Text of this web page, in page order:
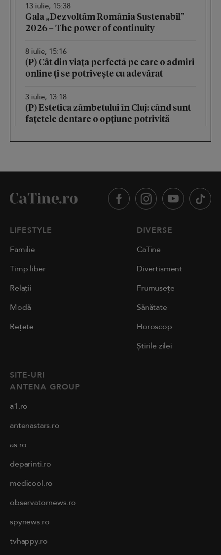
13 iulie, 15:38
Gala „Dezvoltăm România Sustenabil”
2026 – The power of continuity
8 iulie, 15:16
(P) Cât din viața perfectă pe care o admiri
online ți se potrivește cu adevărat
3 iulie, 13:18
(P) Estetica zâmbetului în Cluj: când sunt
fațetele dentare o opțiune potrivită
LIFESTYLE
Familie
Timp liber
Relații
Modă
Rețete
DIVERSE
CaTine
Divertisment
Frumusețe
Sănătate
Horoscop
Știrile zilei
SITE-URI
ANTENA GROUP
a1.ro
antenastars.ro
as.ro
deparinti.ro
medicool.ro
observatornews.ro
spynews.ro
tvhappy.ro